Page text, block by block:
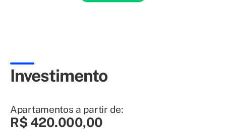
Investimento
Apartamentos a partir de:
R$ 420.000,00